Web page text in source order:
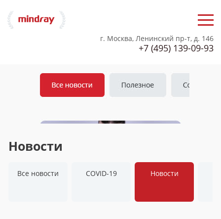
г. Москва, Ленинский пр-т, д. 146
+7 (495) 139-09-93
Новости
Все новости COVID-19 Новости